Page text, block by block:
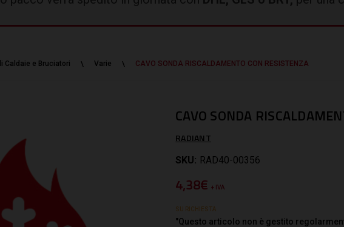
Caldaie e Bruciatori Varie CAVO SONDA RISCALDAMENTO CON RESISTENZA
CAVO SONDA
RADIANT
SKU: RAD40-00356
4,38€+ IVA
SU RICHIESTA
"Questo articolo non è gestito